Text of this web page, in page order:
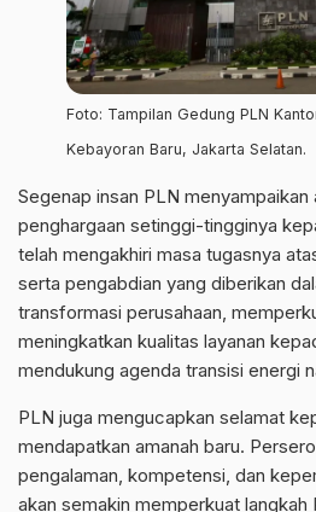
Foto: Tampilan Gedung PLN
Kebayoran Baru, Jakarta Selatan.
Segenap insan PLN menyampaikan
penghargaan setinggi-tingginya
telah mengakhiri masa tugasnya
serta pengabdian yang diberikan
transformasi perusahaan,
meningkatkan kualitas layanan
mendukung agenda transisi energi
PLN juga mengucapkan selamat
mendapatkan amanah baru.
pengalaman, kompetensi, dan
akan semakin memperkuat langkah